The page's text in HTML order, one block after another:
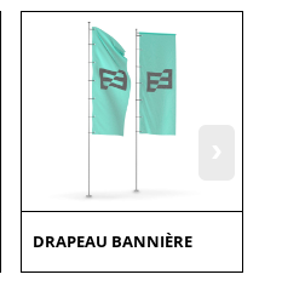
DRAPEAU BANNIÈRE